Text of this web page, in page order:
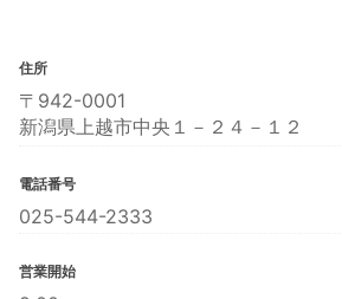
住所
〒942-0001
新潟県上越市中央１－２４－１２
電話番号
025-544-2333
営業開始